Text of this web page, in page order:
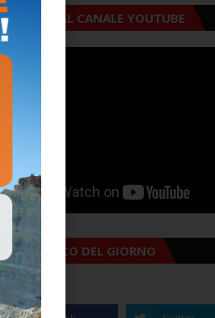
ISCRIVITI AL CANALE YOUTUBE
ALMANACCO DEL GIORNO